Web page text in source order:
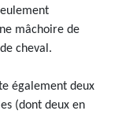
mâchoire de
cheval.
également deux
(dont deux en